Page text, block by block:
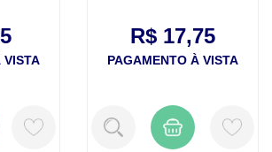
VISTA
R$ 17,75
PAGAMENTO À VISTA